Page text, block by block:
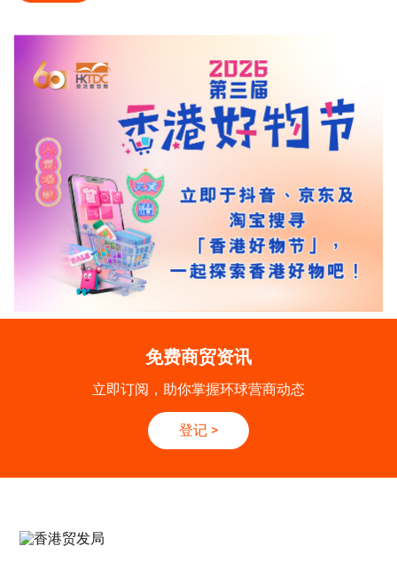
免费商贸资讯
立即订阅，助你掌握环球营商动态
登记 >